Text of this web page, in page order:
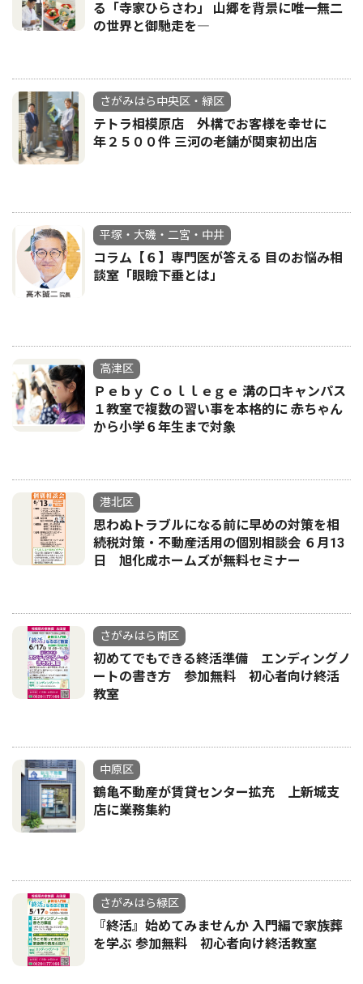
る「寺家ひらさわ」 山郷を背景に唯一無二
の世界と御馳走を―
さがみはら中央区・緑区
テトラ相模原店 外構でお客様を幸せに
年２５００件 三河の老舗が関東初出店
平塚・大磯・二宮・中井
コラム【６】専門医が答える 目のお悩み相
談室「眼瞼下垂とは」
高津区
Ｐｅｂｙ Ｃｏｌｌｅｇｅ 溝の口キャンパス
１教室で複数の習い事を本格的に 赤ちゃん
から小学６年生まで対象
港北区
思わぬトラブルになる前に早めの対策を相
続税対策・不動産活用の個別相談会 ６月13
日 旭化成ホームズが無料セミナー
さがみはら南区
初めてでもできる終活準備 エンディングノ
ートの書き方 参加無料 初心者向け終活
教室
中原区
鶴亀不動産が賃貸センター拡充 上新城支
店に業務集約
さがみはら緑区
『終活』始めてみませんか 入門編で家族葬
を学ぶ 参加無料 初心者向け終活教室